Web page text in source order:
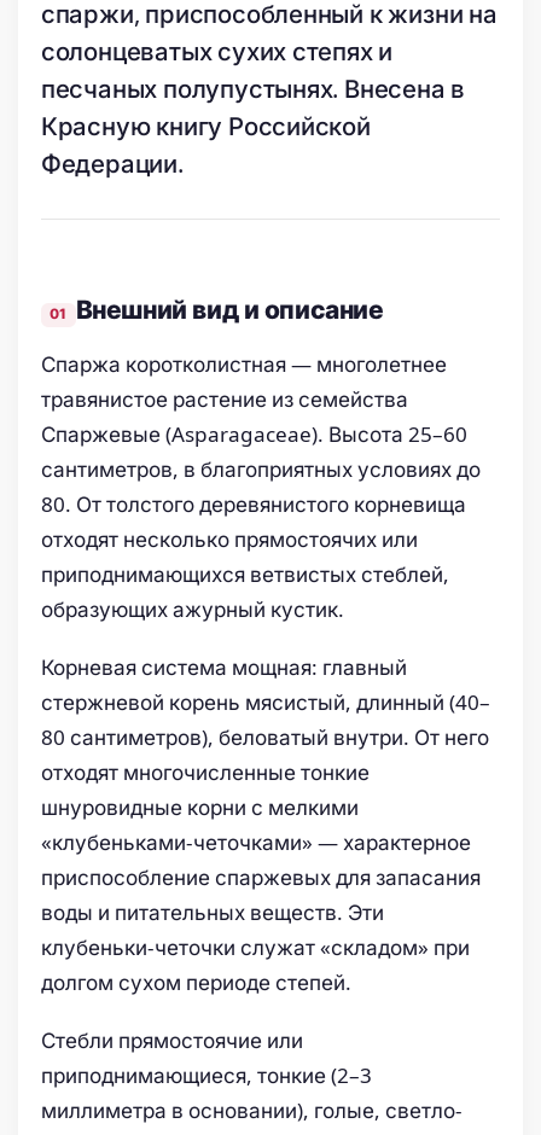
спаржи, приспособленный к жизни на
солонцеватых сухих степях и
песчаных полупустынях. Внесена в
Красную книгу Российской
Федерации.
Внешний вид и описание
Спаржа коротколистная — многолетнее
травянистое растение из семейства
Спаржевые (Asparagaceae). Высота 25–60
сантиметров, в благоприятных условиях до
80. От толстого деревянистого корневища
отходят несколько прямостоячих или
приподнимающихся ветвистых стеблей,
образующих ажурный кустик.
Корневая система мощная: главный
стержневой корень мясистый, длинный (40–
80 сантиметров), беловатый внутри. От него
отходят многочисленные тонкие
шнуровидные корни с мелкими
«клубеньками-четочками» — характерное
приспособление спаржевых для запасания
воды и питательных веществ. Эти
клубеньки-четочки служат «складом» при
долгом сухом периоде степей.
Стебли прямостоячие или
приподнимающиеся, тонкие (2–3
миллиметра в основании), голые, светло-